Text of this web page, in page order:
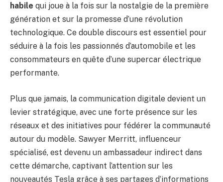
habile qui joue à la fois sur la nostalgie de la première
génération et sur la promesse d’une révolution
technologique. Ce double discours est essentiel pour
séduire à la fois les passionnés d’automobile et les
consommateurs en quête d’une supercar électrique
performante.
Plus que jamais, la communication digitale devient un
levier stratégique, avec une forte présence sur les
réseaux et des initiatives pour fédérer la communauté
autour du modèle. Sawyer Merritt, influenceur
spécialisé, est devenu un ambassadeur indirect dans
cette démarche, captivant l’attention sur les
nouveautés Tesla grâce à ses partages d’informations